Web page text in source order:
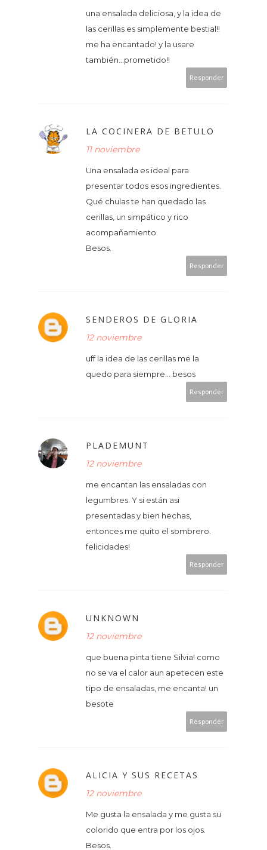
una ensalada deliciosa, y la idea de
las cerillas es simplemente bestial!!
me ha encantado! y la usare
también...prometido!!
Responder
LA COCINERA DE BETULO
11 noviembre
Una ensalada es ideal para
presentar todos esos ingredientes.
Qué chulas te han quedado las
cerillas, un simpático y rico
acompañamiento.
Besos.
Responder
SENDEROS DE GLORIA
12 noviembre
uff la idea de las cerillas me la
quedo para siempre... besos
Responder
PLADEMUNT
12 noviembre
me encantan las ensaladas con
legumbres. Y si están asi
presentadas y bien hechas,
entonces me quito el sombrero.
felicidades!
Responder
UNKNOWN
12 noviembre
que buena pinta tiene Silvia! como
no se va el calor aun apetecen este
tipo de ensaladas, me encanta! un
besote
Responder
ALICIA Y SUS RECETAS
12 noviembre
Me gusta la ensalada y me gusta su
colorido que entra por los ojos.
Besos.